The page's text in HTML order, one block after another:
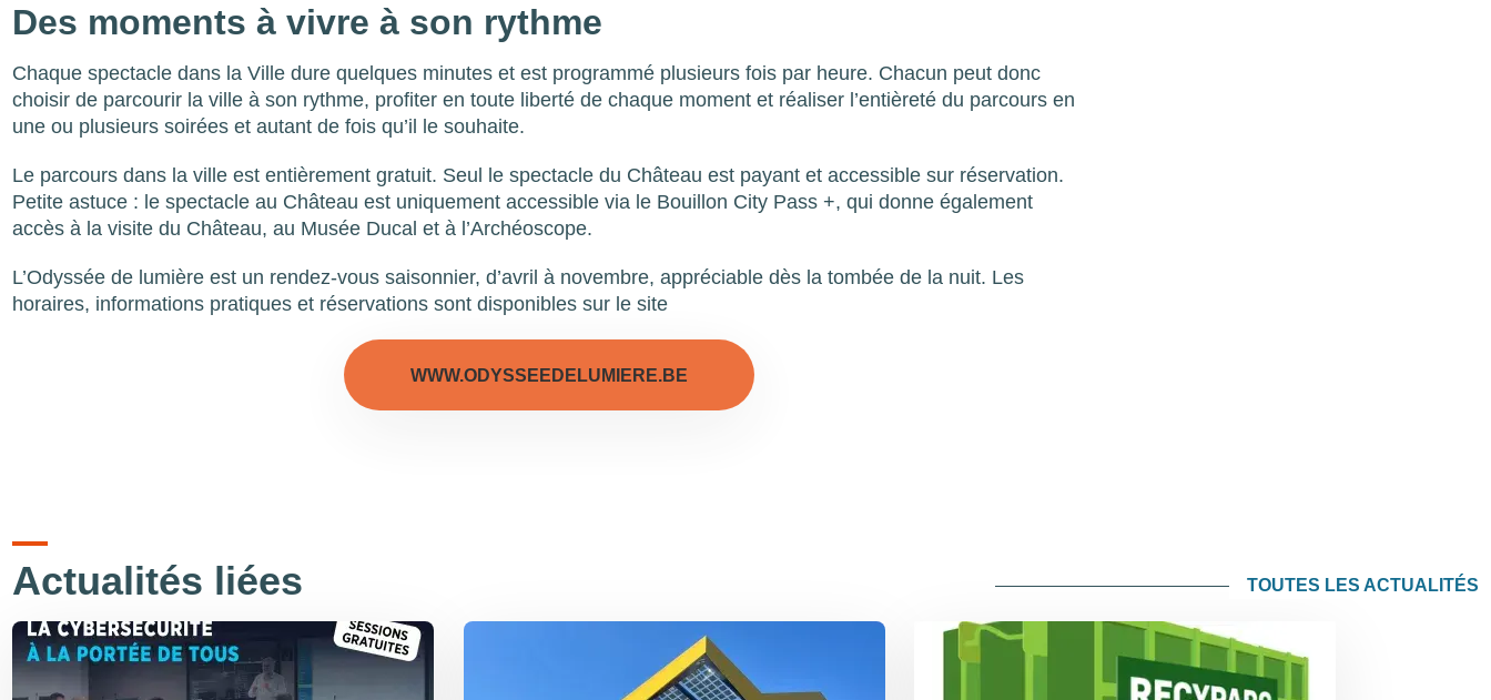
Des moments à vivre à son rythme
Chaque spectacle dans la Ville dure quelques minutes et est programmé plusieurs fois par heure. Chacun peut donc
choisir de parcourir la ville à son rythme, profiter en toute liberté de chaque moment et réaliser l’entièreté du parcours en
une ou plusieurs soirées et autant de fois qu’il le souhaite.
Le parcours dans la ville est entièrement gratuit. Seul le spectacle du Château est payant et accessible sur réservation.
Petite astuce : le spectacle au Château est uniquement accessible via le Bouillon City Pass +, qui donne également
accès à la visite du Château, au Musée Ducal et à l’Archéoscope.
L’Odyssée de lumière est un rendez-vous saisonnier, d’avril à novembre, appréciable dès la tombée de la nuit. Les
horaires, informations pratiques et réservations sont disponibles sur le site
WWW.ODYSSEEDELUMIERE.BE
Actualités liées TOUTES LES ACTUALITÉS